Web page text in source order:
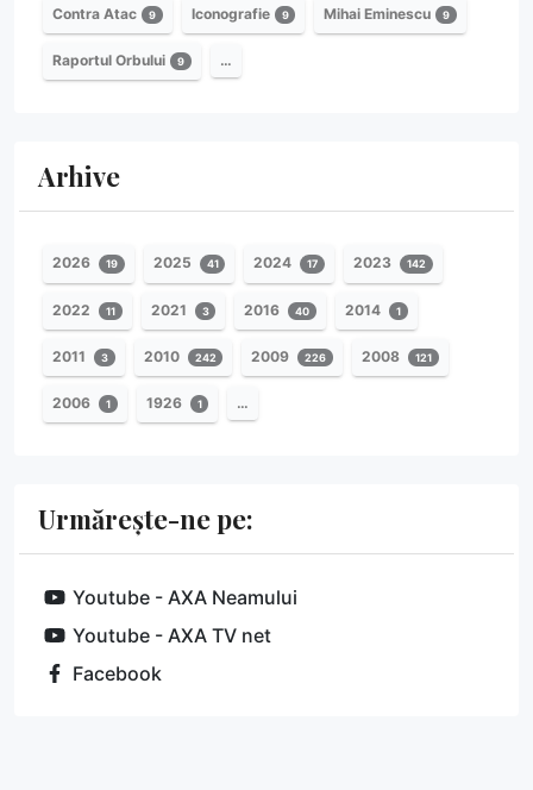
Contra Atac 9 Iconografie 9 Mihai Eminescu 9
Raportul Orbului 9 …
Arhive
2026 19 2025 41 2024 17 2023 142
2022 11 2021 3 2016 40 2014 1
2011 3 2010 242 2009 226 2008 121
2006 1 1926 1 …
Urmărește-ne pe:
Youtube - AXA Neamului
Youtube - AXA TV net
Facebook